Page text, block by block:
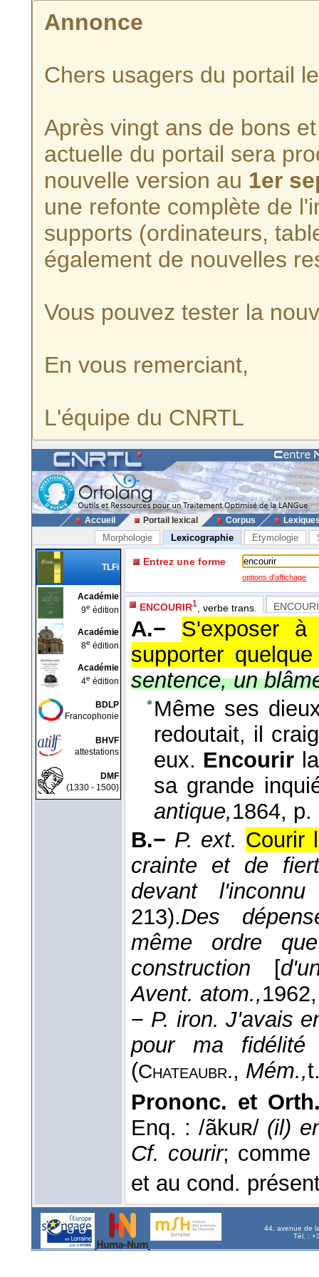
Annonce
Chers usagers du portail
Après vingt ans de bons
actuelle du portail sera
nouvelle version au 1er
une refonte complète de
supports (ordinateurs,
également de nouvelles
Vous pouvez tester la
En vous remerciant,
L'équipe du CNRTL
Accueil Portail lexical Corpus
Morphologie Lexicographie Etymologie
TLFi
Académie
9e édition
Académie
8e édition
Académie
4e édition
BDLP
Francophonie
BHVF
attestations
DMF
(1330 - 1500)
Entrez une forme
options d'affichage
ENCOURIR1 , verbe trans.
A.−
S'exposer
supporter
sentence, un
Même ses
redoutait, il
eux. Encourir
sa grande
antique,1864, p.
B.− P. ext. Courir
crainte et de
devant l'inconnu
213).Des
même ordre
construction [
Avent. atom.,1962
− P. iron. J'avais
pour ma
(Chateaubr., Mém.,
Prononc. et
Enq. : /ãkuʀ/ (il)
Cf. courir;
et au cond.
44, avenue de
Tél. :